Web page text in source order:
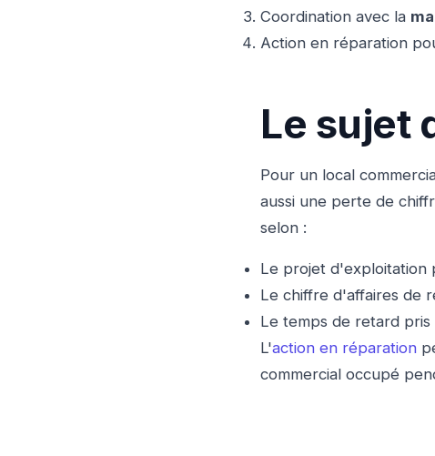
Coordination avec la
Action en réparation
Le sujet
Pour un local
aussi une perte de
selon :
Le projet d'exploitation
Le chiffre d'affaires de
Le temps de retard pris
L'action en réparation
commercial occupé